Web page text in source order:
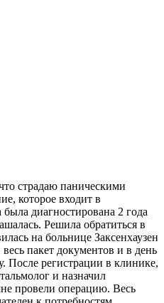
страдаю паническими
которое входит в
диагностирована 2 года
Решила обратиться в
на больнице Заксенхаузен
пакет документов и в день
После регистрации в клинике,
и назначил
провели операцию. Весь